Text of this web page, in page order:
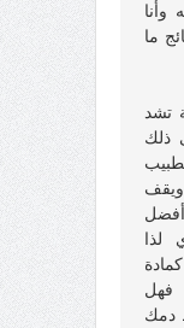
وأنا
ما
تشد
ذلك
ويقف
لذا
فهل
دمك